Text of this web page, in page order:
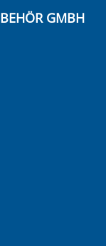
GMBH